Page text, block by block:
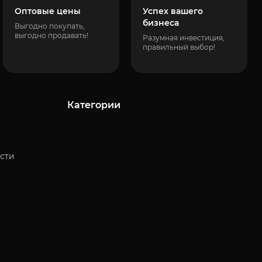
Оптовые цены
Выгодно покупать,
выгодно продавать!
Успех вашего
бизнеса
Разумная инвестиция,
правильный выбор!
Категории